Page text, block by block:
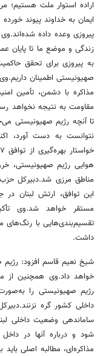
اراده استوار ملت هستیم؛
ایمان به خداوند پیوند
پیروزی وعده داده
زندگی و موضع ما تا پایان
به پیروزی برای تحقق
صهیونیستی اطمینان
مذاکره با دشمن، تأمین
مقاومت به نتیجه نخواهد
تا آنچه رژیم صهیونیستی
نتوانست به دست آورد،
هوایی رژیم صهیونیستی،
مناطق مرزی شد.دبیرکل
این توافق، ارتش لبنان
مستقر خواهد شد.وی
تقسیم‌بندی‌هایی با رنگ‌های
داشت.
شیخ نعیم قاسم افزود: رژیم
خواهد داد.وی همچنین از
رژیم صهیونیستی را
داخلی کشور گره
ساماندهی وضعیت داخلی
شود و درباره آنها در
مذاکره‌ای، مطالبه اصلی